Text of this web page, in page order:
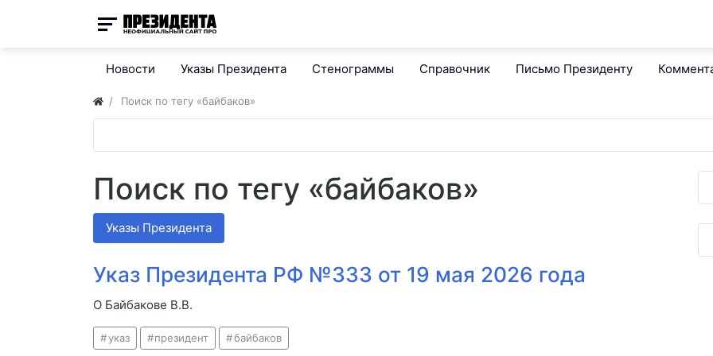
Новости Указы Президента Стенограммы Справочник Письмо Президенту
Поиск по тегу «байбаков»
Поиск по тегу «байбаков»
Указы Президента
Указ Президента РФ №333 от 19 мая 2026 года
О Байбакове В.В.
указ президент байбаков